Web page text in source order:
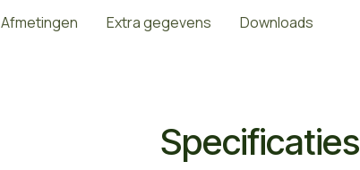
Afmetingen Extra gegevens
Downloads
Specificaties